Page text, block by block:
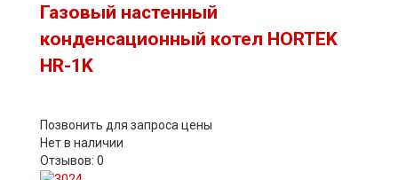
Газовый настенный
конденсационный котел HORTEK
HR-1K
Позвонить для запроса цены
Нет в наличии
Отзывов: 0